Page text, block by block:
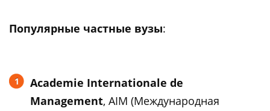
Популярные частные вузы:
Academie Internationale de
Management, AIM (Международная